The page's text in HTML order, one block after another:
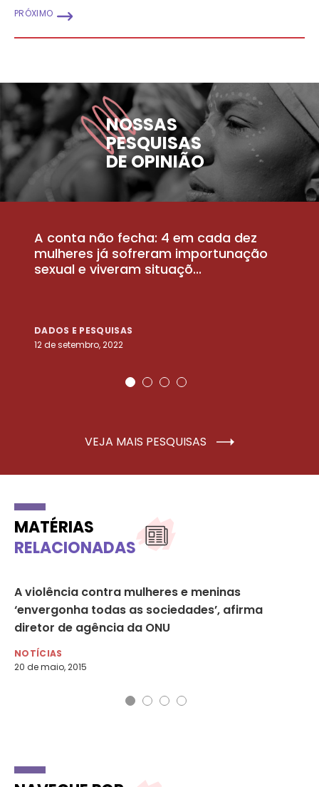
PRÓXIMO
NOSSAS
PESQUISAS
DE OPINIÃO
A conta não fecha: 4 em cada dez
mulheres já sofreram importunação
sexual e viveram situaçõ...
DADOS E PESQUISAS
12 de setembro, 2022
VEJA MAIS PESQUISAS
MATÉRIAS
RELACIONADAS
A violência contra mulheres e meninas
‘envergonha todas as sociedades’, afirma
diretor de agência da ONU
NOTÍCIAS
20 de maio, 2015